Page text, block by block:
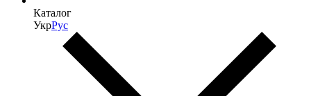
Каталог
УкрРус